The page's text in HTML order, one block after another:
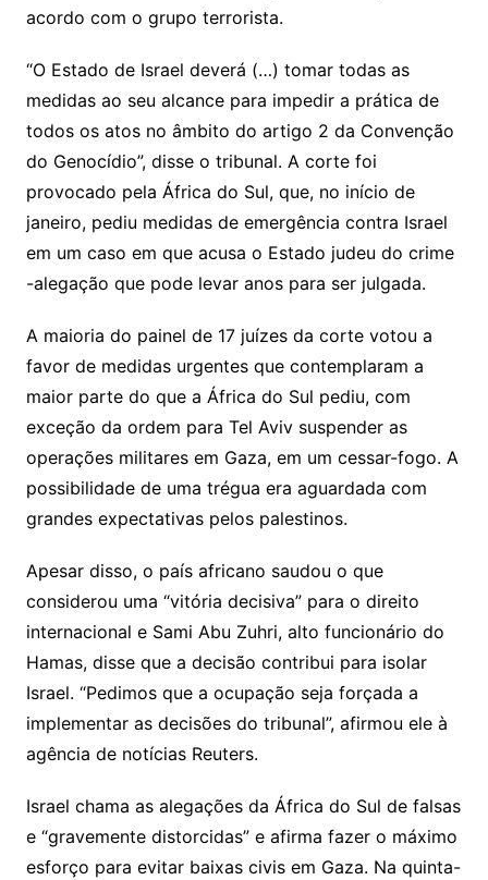
acordo com o grupo terrorista.
“O Estado de Israel deverá (…) tomar todas as
medidas ao seu alcance para impedir a prática de
todos os atos no âmbito do artigo 2 da Convenção
do Genocídio”, disse o tribunal. A corte foi
provocado pela África do Sul, que, no início de
janeiro, pediu medidas de emergência contra Israel
em um caso em que acusa o Estado judeu do crime
-alegação que pode levar anos para ser julgada.
A maioria do painel de 17 juízes da corte votou a
favor de medidas urgentes que contemplaram a
maior parte do que a África do Sul pediu, com
exceção da ordem para Tel Aviv suspender as
operações militares em Gaza, em um cessar-fogo. A
possibilidade de uma trégua era aguardada com
grandes expectativas pelos palestinos.
Apesar disso, o país africano saudou o que
considerou uma “vitória decisiva” para o direito
internacional e Sami Abu Zuhri, alto funcionário do
Hamas, disse que a decisão contribui para isolar
Israel. “Pedimos que a ocupação seja forçada a
implementar as decisões do tribunal”, afirmou ele à
agência de notícias Reuters.
Israel chama as alegações da África do Sul de falsas
e “gravemente distorcidas” e afirma fazer o máximo
esforço para evitar baixas civis em Gaza. Na quinta-